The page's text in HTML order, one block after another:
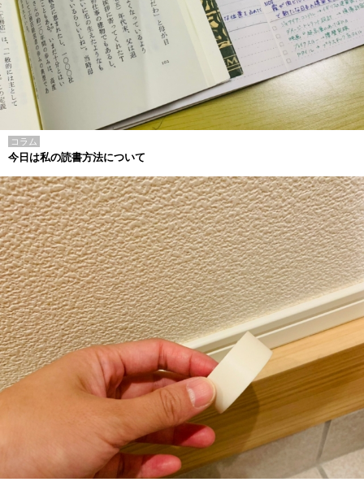
コラム
今日は私の読書方法について